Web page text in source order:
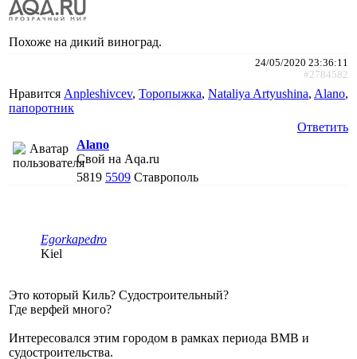
Похоже на дикий виноград.
24/05/2020 23:36:11
#2784582
Нравится Anpleshivcev, Торопыжка, Nataliya Artyushina, Alano,
папоротник
Ответить
Alano
Свой на Aqa.ru
5819 5509 Ставрополь
Egorkapedro
Kiel
Это который Киль? Судостроительный?
Где верфей много?
Интересовался этим городом в рамках периода ВМВ и
судостроительства.